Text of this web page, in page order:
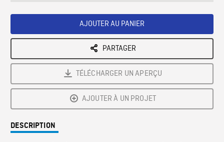
AJOUTER AU PANIER
PARTAGER
TÉLÉCHARGER UN APERÇU
AJOUTER À UN PROJET
DESCRIPTION